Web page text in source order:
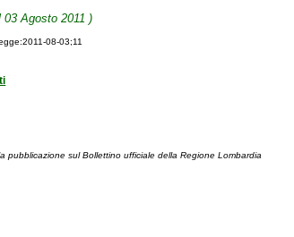
Agosto 2011 )
08-03;11
sul Bollettino ufficiale della Regione Lombardia